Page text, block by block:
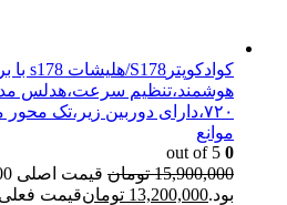
۷۲۰،دارای دوربین زیر،تک
موانع
0
15,900,000 تومان
بود.13,200,000 تومانقیمت فعلی 13,200,000 تومان است.